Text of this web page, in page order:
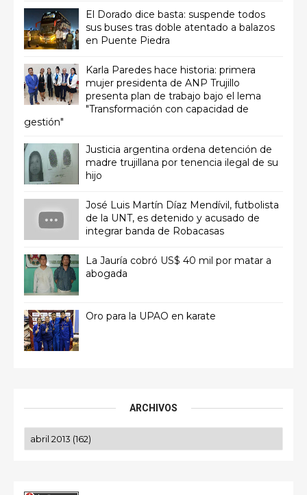
El Dorado dice basta: suspende todos
sus buses tras doble atentado a balazos
en Puente Piedra
Karla Paredes hace historia: primera
mujer presidenta de ANP Trujillo
presenta plan de trabajo bajo el lema
"Transformación con capacidad de
gestión"
Justicia argentina ordena detención de
madre trujillana por tenencia ilegal de su
hijo
José Luis Martín Díaz Mendívil, futbolista
de la UNT, es detenido y acusado de
integrar banda de Robacasas
La Jauría cobró US$ 40 mil por matar a
abogada
Oro para la UPAO en karate
ARCHIVOS